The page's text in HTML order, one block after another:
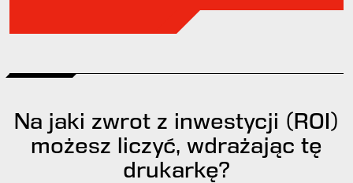
Na jaki zwrot z inwestycji (ROI)
możesz liczyć, wdrażając tę
drukarkę?